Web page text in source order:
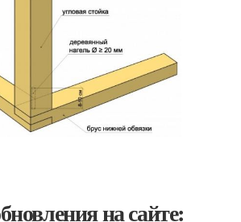
на сайте: